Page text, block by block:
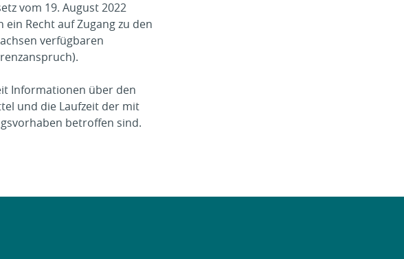
vom 19. August 2022
ein Recht auf Zugang zu den
verfügbaren
Informationen über den
und die Laufzeit der mit
betroffen sind.